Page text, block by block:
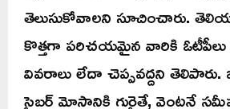
తెలుసుకోవాలని సూచించారు.
కొత్తగా పరిచయమైన వారికి
వివరాలు లేదా చెప్పవద్దని
సైబర్ మోసానికి గురైతే, వెంటనే